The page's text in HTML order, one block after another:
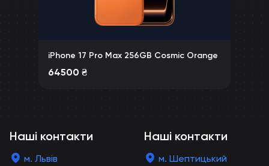
iPhone 17 Pro Max 256GB Cosmic Orange
64500 ₴
Наші контакти
м. Львів
Наші контакти
м. Шептицький